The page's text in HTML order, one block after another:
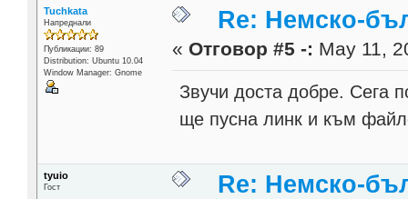
Tuchkata
Напреднали
Публикации: 89
Distribution: Ubuntu 10.04
Window Manager: Gnome
Re: Немско-
« Отговор #5 -: May 11,
Звучи доста добре. Сега
ще пусна линк и към
tyuio
Гост Re: Немско-